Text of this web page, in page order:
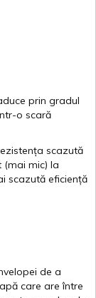
prin gradul
-o scară
scazută
(mai mic) la
scazută eficiență
de a
apă care areîntre